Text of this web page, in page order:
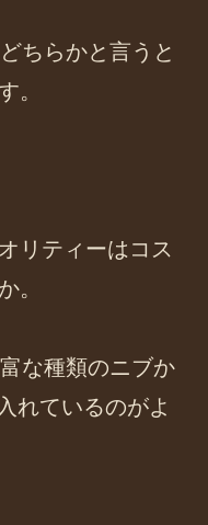
ちらかと言うと
。
リティーはコス
。
な種類のニブか
れているのがよ